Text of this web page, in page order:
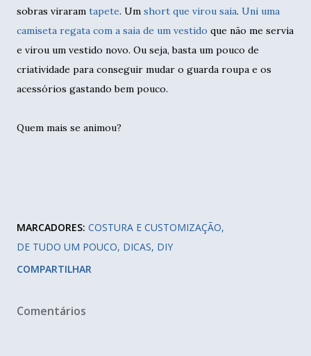
sobras viraram tapete. Um short que virou saia. Uni uma
camiseta regata com a saia de um vestido que não me servia
e virou um vestido novo. Ou seja, basta um pouco de
criatividade para conseguir mudar o guarda roupa e os
acessórios gastando bem pouco.
Quem mais se animou?
MARCADORES: COSTURA E CUSTOMIZAÇÃO
DE TUDO UM POUCO DICAS DIY
COMPARTILHAR
Comentários